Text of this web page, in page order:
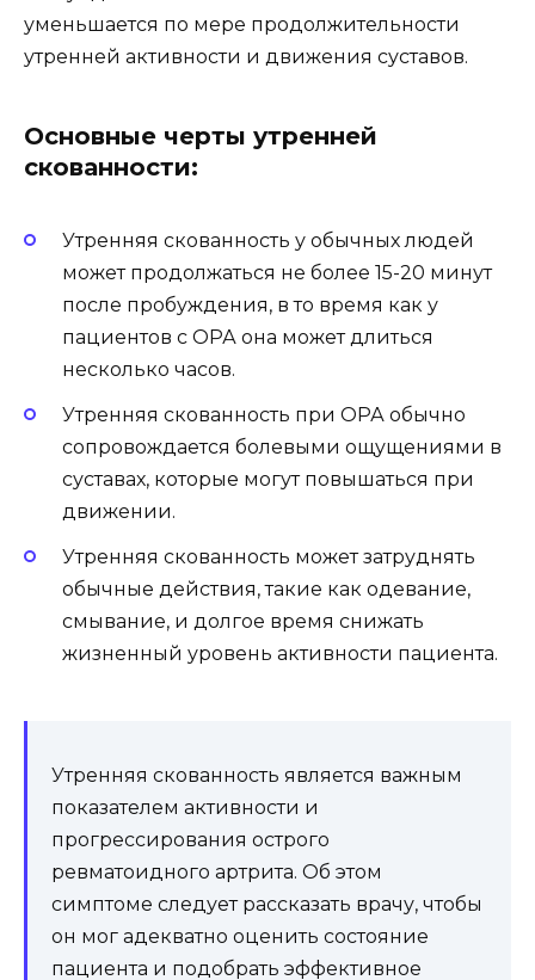
уменьшается по мере продолжительности
утренней активности и движения суставов.
Основные черты утренней
скованности:
Утренняя скованность у обычных людей
может продолжаться не более 15-20 минут
после пробуждения, в то время как у
пациентов с ОРА она может длиться
несколько часов.
Утренняя скованность при ОРА обычно
сопровождается болевыми ощущениями в
суставах, которые могут повышаться при
движении.
Утренняя скованность может затруднять
обычные действия, такие как одевание,
смывание, и долгое время снижать
жизненный уровень активности пациента.
Утренняя скованность является важным
показателем активности и
прогрессирования острого
ревматоидного артрита. Об этом
симптоме следует рассказать врачу, чтобы
он мог адекватно оценить состояние
пациента и подобрать эффективное